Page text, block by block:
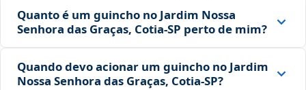
Quanto é um guincho no Jardim Nossa
Senhora das Graças, Cotia‑SP perto de mim?
Quando devo acionar um guincho no Jardim
Nossa Senhora das Graças, Cotia‑SP?